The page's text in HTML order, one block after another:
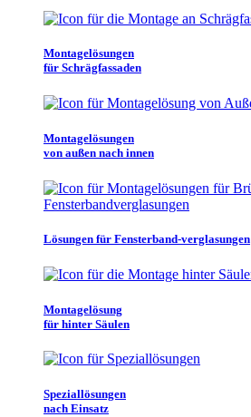
Montagelösungen
für Schrägfassaden
Montagelösungen
von außen nach innen
Lösungen für Fensterband-verglasungen
Montagelösung
für hinter Säulen
Speziallösungen
nach Einsatz